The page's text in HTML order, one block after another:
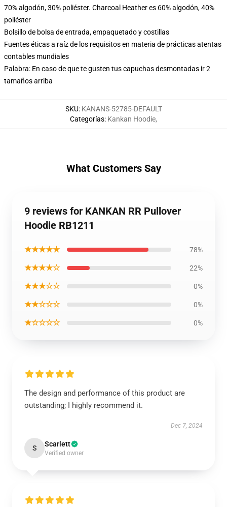
70% algodón, 30% poliéster. Charcoal Heather es 60% algodón, 40%
poliéster
Bolsillo de bolsa de entrada, empaquetado y costillas
Fuentes éticas a raíz de los requisitos en materia de prácticas atentas
contables mundiales
Palabra: En caso de que te gusten tus capuchas desmontadas ir 2
tamaños arriba
SKU: KANANS-52785-DEFAULT
Categorías: Kankan Hoodie,
What Customers Say
9 reviews for KANKAN RR Pullover
Hoodie RB1211
★★★★★ 78%
★★★★☆ 22%
★★★☆☆ 0%
★★☆☆☆ 0%
★☆☆☆☆ 0%
The design and performance of this product are
outstanding; I highly recommend it.
Dec 7, 2024
S Scarlett
Verified owner